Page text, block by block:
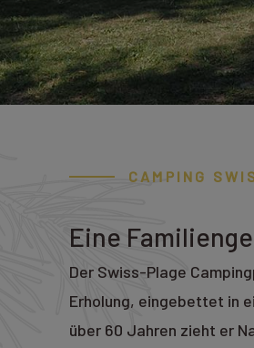
CAMPING
Eine
Der Swiss-Plage
Erholung, eingebettet in
über 60 Jahren zieht er